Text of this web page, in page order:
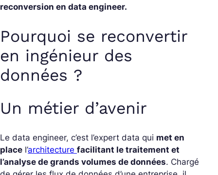
reconversion en data engineer.
Pourquoi se reconvertir
en ingénieur des
données ?
Un métier d’avenir
Le data engineer, c’est l’expert data qui met en
place l’architecture facilitant le traitement et
l’analyse de grands volumes de données. Chargé